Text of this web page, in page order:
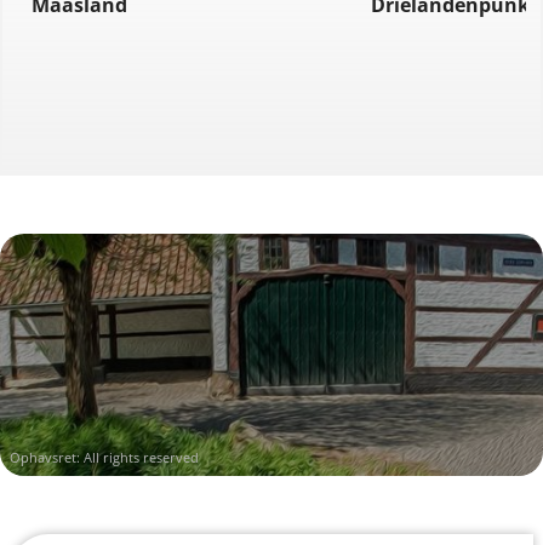
Ophavsret: All rights reserved